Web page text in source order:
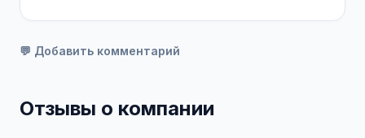
💬 Добавить комментарий
Отзывы о компании